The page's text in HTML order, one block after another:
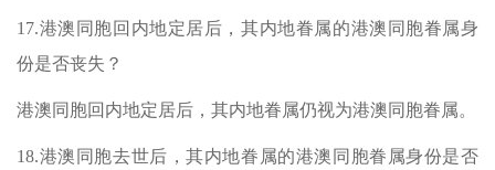
17.港澳同胞回内地定居后，其内地眷属的港澳同胞眷属身
份是否丧失？
港澳同胞回内地定居后，其内地眷属仍视为港澳同胞眷属。
18.港澳同胞去世后，其内地眷属的港澳同胞眷属身份是否